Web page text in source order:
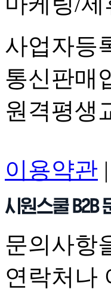
사업자등
통신판매
원격평생
이용약관 |
문의사항
연락처나